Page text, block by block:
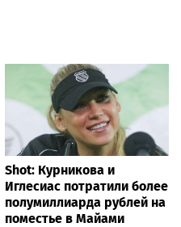
Shot: Курникова и
Иглесиас потратили более
полумиллиарда рублей на
поместье в Майами